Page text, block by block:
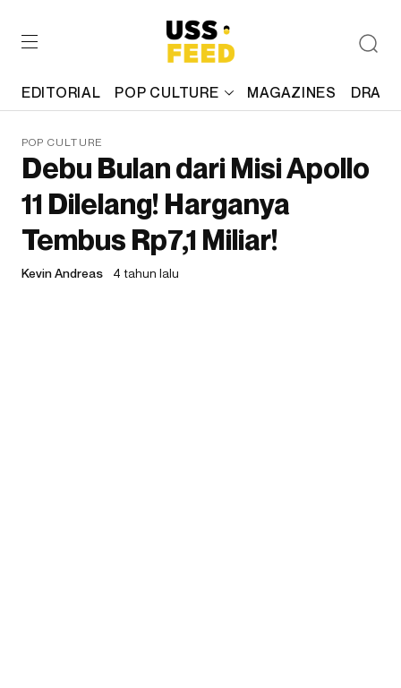
EDITORIAL POP CULTURE MAGAZINES
POP CULTURE
Debu Bulan dari Misi Apollo
11 Dilelang! Harganya
Tembus Rp7,1 Miliar!
Kevin Andreas 4 tahun lalu